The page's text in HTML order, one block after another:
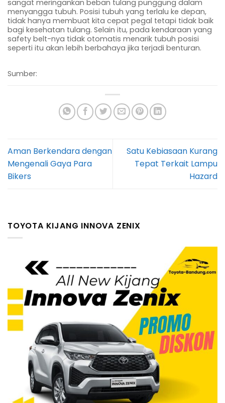
sangat meringankan beban tulang punggung dalam
menyangga tubuh. Posisi tubuh yang terlalu ke depan,
tidak hanya membuat kita cepat pegal tetapi tidak baik
bagi kesehatan tulang. Selain itu, pada kendaraan yang
safety belt-nya tidak otomatis menarik tubuh posisi
seperti itu akan lebih berbahaya jika terjadi benturan.
Sumber:
Aman Berkendara dengan
Mengenali Gaya Para
Bikers
Satu Kebiasaan Kurang
Tepat Terkait Lampu
Hazard
TOYOTA KIJANG INNOVA ZENIX